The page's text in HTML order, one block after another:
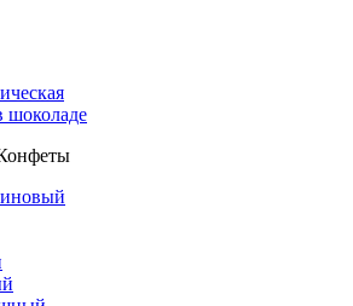
шоколаде